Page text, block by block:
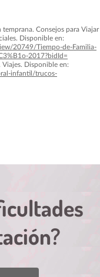
Consejos para Viajar
Disponible en:
20749/Tiempo-de-Familia-
2017?bidId=
Viajes. Disponible en:
infantil/trucos-